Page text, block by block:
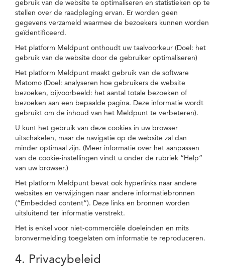
gebruik van de website te optimaliseren en statistieken op te
stellen over de raadpleging ervan. Er worden geen
gegevens verzameld waarmee de bezoekers kunnen worden
geïdentificeerd.
Het platform Meldpunt onthoudt uw taalvoorkeur (Doel: het
gebruik van de website door de gebruiker optimaliseren)
Het platform Meldpunt maakt gebruik van de software
Matomo (Doel: analyseren hoe gebruikers de website
bezoeken, bijvoorbeeld: het aantal totale bezoeken of
bezoeken aan een bepaalde pagina. Deze informatie wordt
gebruikt om de inhoud van het Meldpunt te verbeteren).
U kunt het gebruik van deze cookies in uw browser
uitschakelen, maar de navigatie op de website zal dan
minder optimaal zijn. (Meer informatie over het aanpassen
van de cookie-instellingen vindt u onder de rubriek “Help”
van uw browser.)
Het platform Meldpunt bevat ook hyperlinks naar andere
websites en verwijzingen naar andere informatiebronnen
(“Embedded content”). Deze links en bronnen worden
uitsluitend ter informatie verstrekt.
Het is enkel voor niet-commerciële doeleinden en mits
bronvermelding toegelaten om informatie te reproduceren.
4. Privacybeleid